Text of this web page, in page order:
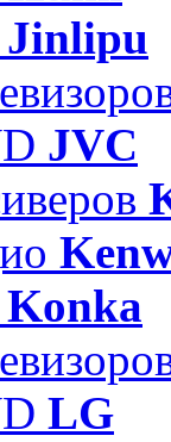
Jinlipu
JVC
Konka
LG